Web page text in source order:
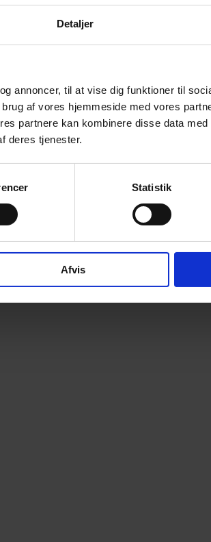
Detaljer
annoncer, til at vise dig funktioner til
af vores hjemmeside med vores
partnere kan kombinere disse data
deres tjenester.
Statistik
Afvis